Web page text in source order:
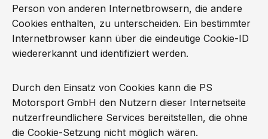
Person von anderen Internetbrowsern, die andere
Cookies enthalten, zu unterscheiden. Ein bestimmter
Internetbrowser kann über die eindeutige Cookie-ID
wiedererkannt und identifiziert werden.
Durch den Einsatz von Cookies kann die PS
Motorsport GmbH den Nutzern dieser Internetseite
nutzerfreundlichere Services bereitstellen, die ohne
die Cookie-Setzung nicht möglich wären.